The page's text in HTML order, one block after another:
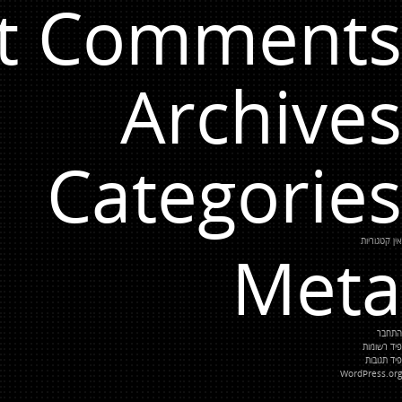
Comments
Archives
Categories
אין קטגוריות
Meta
התחבר
פיד רשומות
פיד תגובות
WordPress.org